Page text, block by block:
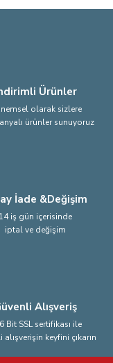
Ürünler
olarak sizlere
ürünler sunuyoruz
İade &Değişim
14 iş gün içerisinde
iptal ve değişim
Alışveriş
Bit SSL sertifikası ile
alışverişin keyfini çıkarın